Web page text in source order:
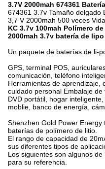
3.7V 2000mah 674361
674361 3.7v Tamaño
3,7 V 2000mah 500 veces
KC 3.7v 100mah Polímero
2000mah 3.7v batería de lipo
Un paquete de baterías de li-
GPS, terminal POS,
comunicación, teléfono
Herramientas de aprendizaje,
cuidado personal Embalaje
DVD portátil, hogar
moblie, banco de energía,
Shenzhen Gold Power
baterías de polímero de litio.
El rango de capacidad de
sus diferentes tipos de
Los siguientes son algunos
para su referencia.